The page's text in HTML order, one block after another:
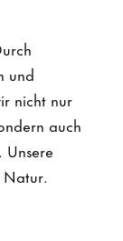
und
nicht nur
auch
Natur.